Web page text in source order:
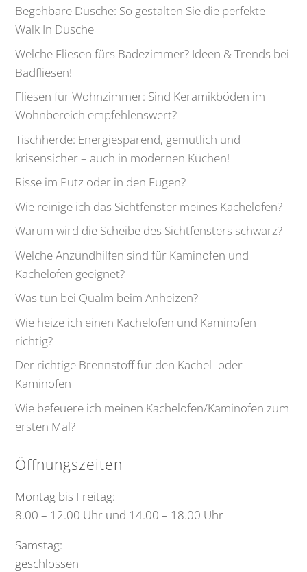
Begehbare Dusche: So gestalten Sie die perfekte
Walk In Dusche
Welche Fliesen fürs Badezimmer? Ideen & Trends bei
Badfliesen!
Fliesen für Wohnzimmer: Sind Keramikböden im
Wohnbereich empfehlenswert?
Tischherde: Energiesparend, gemütlich und
krisensicher – auch in modernen Küchen!
Risse im Putz oder in den Fugen?
Wie reinige ich das Sichtfenster meines Kachelofen?
Warum wird die Scheibe des Sichtfensters schwarz?
Welche Anzündhilfen sind für Kaminofen und
Kachelofen geeignet?
Was tun bei Qualm beim Anheizen?
Wie heize ich einen Kachelofen und Kaminofen
richtig?
Der richtige Brennstoff für den Kachel- oder
Kaminofen
Wie befeuere ich meinen Kachelofen/Kaminofen zum
ersten Mal?
Öffnungszeiten
Montag bis Freitag:
8.00 – 12.00 Uhr und 14.00 – 18.00 Uhr
Samstag:
geschlossen